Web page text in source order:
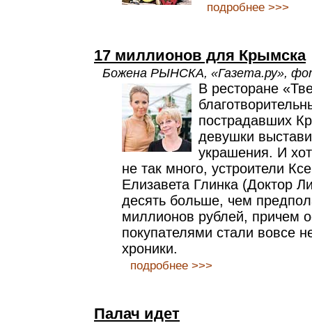
подробнее >>>
17 миллионов для Крымска
Божена РЫНСКА, «Газета.ру»,
В ресторане
пострадавших
девушки
украшения. И
не так много, устроители
Елизавета Глинка (Доктор
десять больше, чем
миллионов рублей, причем
покупателями стали вовсе
хроники.
подробнее >>>
Палач идет